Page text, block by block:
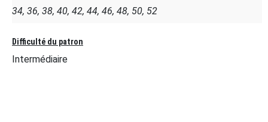
34, 36, 38, 40, 42, 44, 46, 48, 50, 52
Difficulté du patron
Intermédiaire